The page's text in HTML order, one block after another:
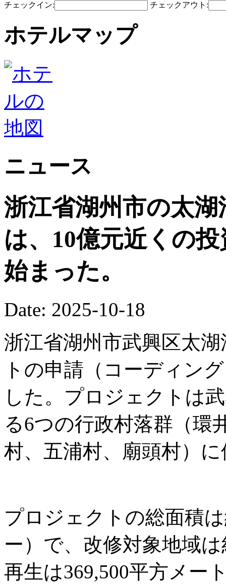
チェックイン: チェックアウト:
ホテルマップ
ニュース
浙江省湖州市の太
は、10億元近くの
始まった。
Date: 2025-10-18
浙江省湖州市武興区太
トの申請（コーディン
した。プロジェクトは
る6つの行政村落群（環
村、五浦村、廟頭村）
プロジェクトの総面積
ー）で、改修対象地域
再生は369,500平方メー